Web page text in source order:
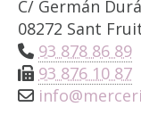
C/ Germán
08272 Sant
93 878 86 89
93 876 10 87
info